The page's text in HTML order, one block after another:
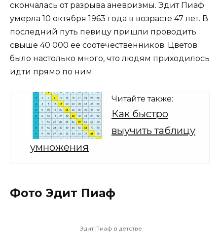
скончалась от разрыва аневризмы. Эдит Пиаф
умерла 10 октября 1963 года в возрасте 47 лет. В
последний путь певицу пришли проводить
свыше 40 000 ее соотечественников. Цветов
было настолько много, что людям приходилось
идти прямо по ним.
Читайте также:
Как быстро
выучить таблицу
умножения
Фото Эдит Пиаф
Эдит Пиаф в детстве